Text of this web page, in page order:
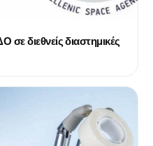
σε διεθνείς διαστημικές